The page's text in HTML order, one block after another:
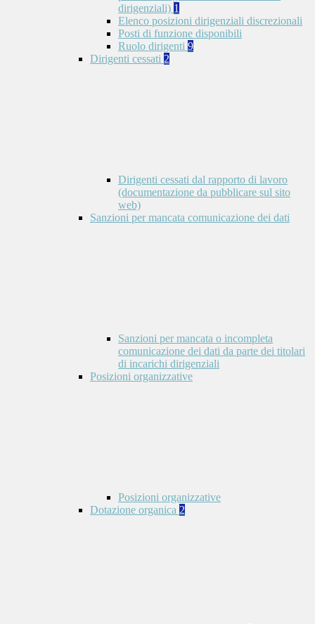
dirigenziali) 1
Elenco posizioni dirigenziali discrezionali
Posti di funzione disponibili
Ruolo dirigenti 9
Dirigenti cessati 2
Dirigenti cessati dal rapporto di lavoro
(documentazione da pubblicare sul sito
web)
Sanzioni per mancata comunicazione dei dati
Sanzioni per mancata o incompleta
comunicazione dei dati da parte dei titolari
di incarichi dirigenziali
Posizioni organizzative
Posizioni organizzative
Dotazione organica 2